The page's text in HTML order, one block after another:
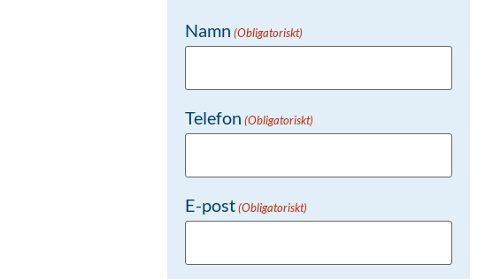
Namn (Obligatoriskt)
Telefon (Obligatoriskt)
E-post (Obligatoriskt)